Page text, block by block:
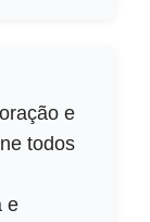
e
todos
e